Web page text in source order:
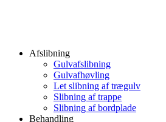
Afslibning
Gulvafslibning
Gulvafhøvling
Let slibning af trægulv
Slibning af trappe
Slibning af bordplade
Behandling